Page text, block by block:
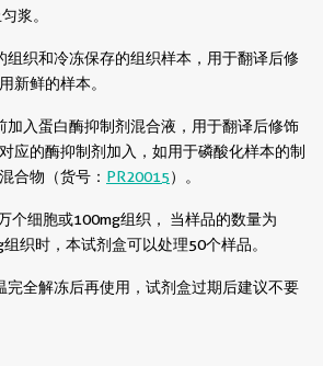
浆。
组织和冷冻保存的组织样本，用于翻译后修
新鲜的样本。
加入蛋白酶抑制剂混合液，用于翻译后修饰
应的酶抑制剂加入，如用于磷酸化样本的制
合物（货号： PR20015）。
个细胞或100mg组织， 当样品的数量为
织时，本试剂盒可以处理50个样品。
完全解冻后再使用，试剂盒过期后建议不要